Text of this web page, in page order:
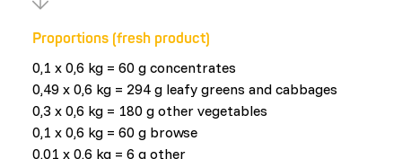
Proportions (fresh product)
0,1 x 0,6 kg = 60 g concentrates
0,49 x 0,6 kg = 294 g leafy greens and cabbages
0,3 x 0,6 kg = 180 g other vegetables
0,1 x 0,6 kg = 60 g browse
0,01 x 0,6 kg = 6 g other